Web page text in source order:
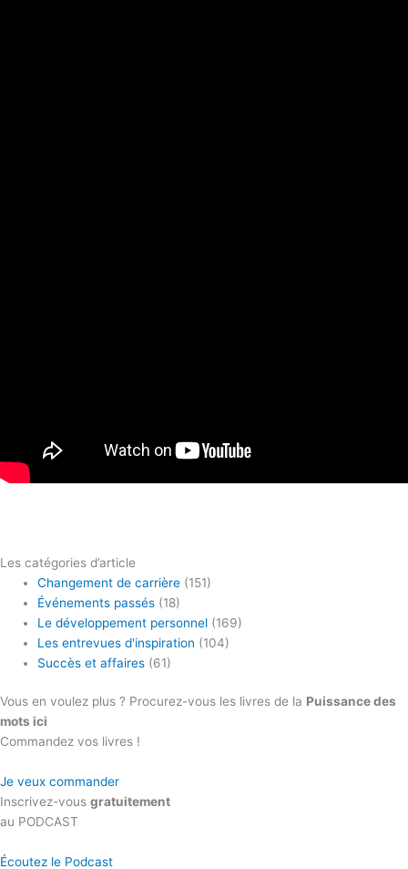
Les catégories d’article
Changement de carrière (151)
Événements passés (18)
Le développement personnel (169)
Les entrevues d'inspiration (104)
Succès et affaires (61)
Vous en voulez plus ? Procurez-vous les livres de la Puissance des
mots ici
Commandez vos livres !
Je veux commander
Inscrivez-vous gratuitement
au PODCAST
Écoutez le Podcast